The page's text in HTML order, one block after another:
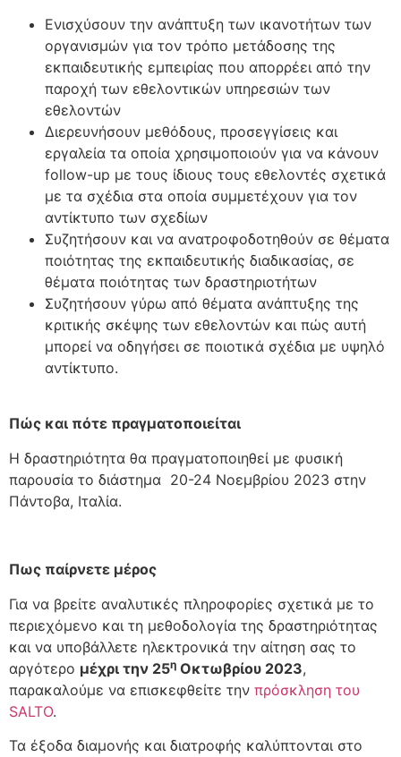
Ενισχύσουν την ανάπτυξη των ικανοτήτων των
οργανισμών για τον τρόπο μετάδοσης της
εκπαιδευτικής εμπειρίας που απορρέει από την
παροχή των εθελοντικών υπηρεσιών των
εθελοντών
Διερευνήσουν μεθόδους, προσεγγίσεις και
εργαλεία τα οποία χρησιμοποιούν για να κάνουν
follow-up με τους ίδιους τους εθελοντές σχετικά
με τα σχέδια στα οποία συμμετέχουν για τον
αντίκτυπο των σχεδίων
Συζητήσουν και να ανατροφοδοτηθούν σε θέματα
ποιότητας της εκπαιδευτικής διαδικασίας, σε
θέματα ποιότητας των δραστηριοτήτων
Συζητήσουν γύρω από θέματα ανάπτυξης της
κριτικής σκέψης των εθελοντών και πώς αυτή
μπορεί να οδηγήσει σε ποιοτικά σχέδια με υψηλό
αντίκτυπο.
Πώς και πότε πραγματοποιείται
Η δραστηριότητα θα πραγματοποιηθεί με φυσική
παρουσία το διάστημα 20-24 Νοεμβρίου 2023 στην
Πάντοβα, Ιταλία.
Πως παίρνετε μέρος
Για να βρείτε αναλυτικές πληροφορίες σχετικά με το
περιεχόμενο και τη μεθοδολογία της δραστηριότητας
και να υποβάλλετε ηλεκτρονικά την αίτηση σας το
αργότερο μέχρι την 25η Οκτωβρίου 2023,
παρακαλούμε να επισκεφθείτε την πρόσκληση του
SALTO.
Τα έξοδα διαμονής και διατροφής καλύπτονται στο